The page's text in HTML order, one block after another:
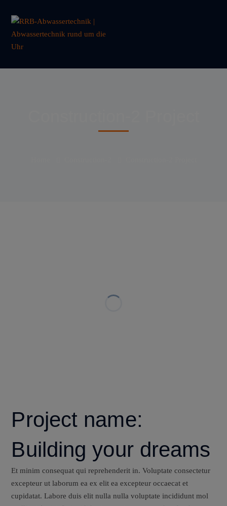
Project name:
Building your dreams
Et minim consequat qui reprehenderit in. Voluptate consectetur
excepteur ut laborum ea ex elit ea excepteur occaecat et
cupidatat. Labore duis elit nulla nulla voluptate incididunt mol